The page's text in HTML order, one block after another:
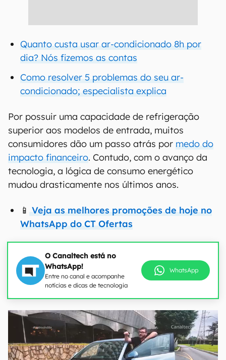
Quanto custa usar ar-condicionado 8h por
dia? Nós fizemos as contas
Como resolver 5 problemas do seu ar-
condicionado; especialista explica
Por possuir uma capacidade de refrigeração
superior aos modelos de entrada, muitos
consumidores dão um passo atrás por medo do
impacto financeiro. Contudo, com o avanço da
tecnologia, a lógica de consumo energético
mudou drasticamente nos últimos anos.
📱 Veja as melhores promoções de hoje no
WhatsApp do CT Ofertas
O Canaltech está no
WhatsApp!
Entre no canal e acompanhe
notícias e dicas de tecnologia
WhatsApp